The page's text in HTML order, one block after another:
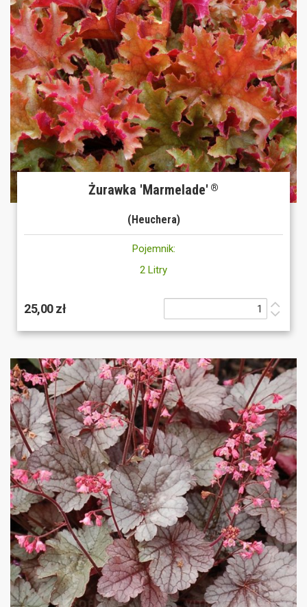
Żurawka 'Marmelade' ®
(Heuchera)
Pojemnik:
2 Litry
25,00 zł